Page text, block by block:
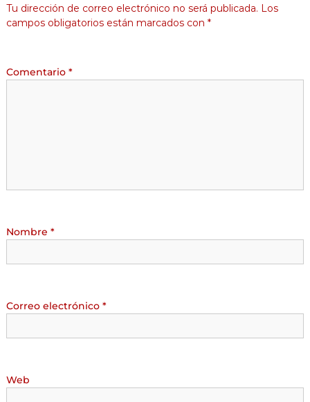
Tu dirección de correo electrónico no será publicada. Los
campos obligatorios están marcados con *
Comentario *
Nombre *
Correo electrónico *
Web